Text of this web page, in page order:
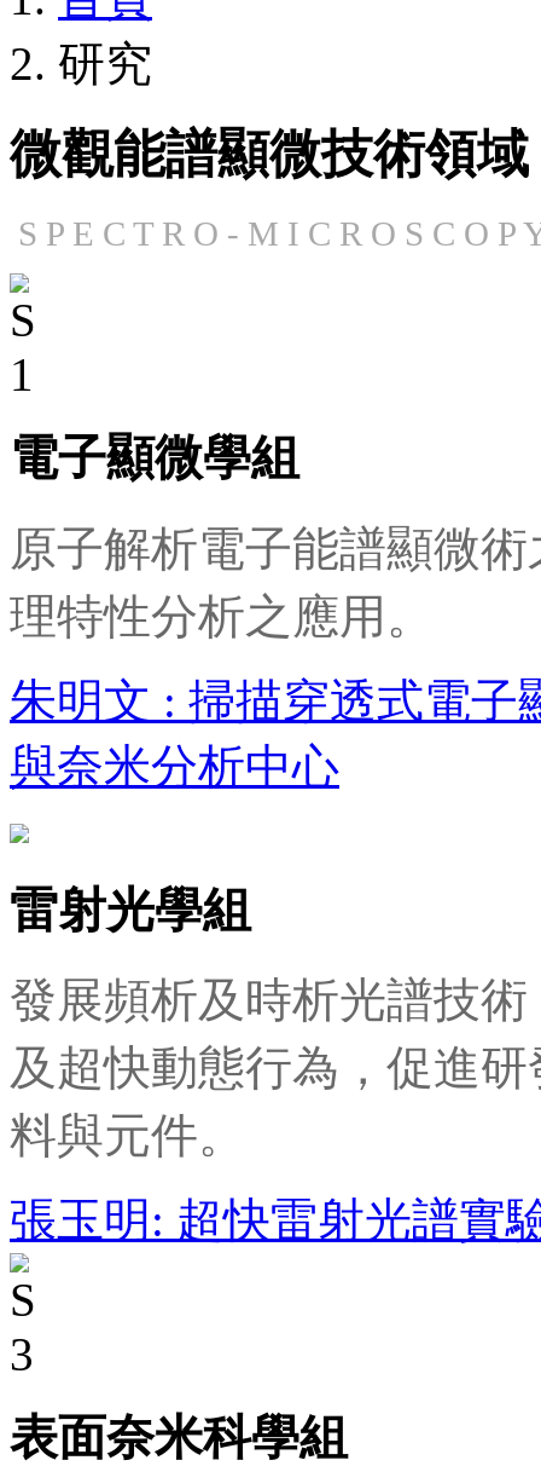
研究
微觀能譜顯微技術領域
S P E C T R O - M I C R O S C O
電子顯微學組
原子解析電子能譜顯微
理特性分析之應用。
朱明文 : 掃描穿透式電子
與奈米分析中心
雷射光學組
發展頻析及時析光譜技
及超快動態行為，促進
料與元件。
張玉明: 超快雷射光譜實
表面奈米科學組